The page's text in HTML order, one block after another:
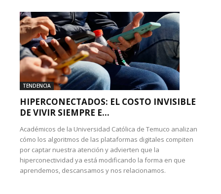
TENDENCIA
HIPERCONECTADOS: EL COSTO INVISIBLE
DE VIVIR SIEMPRE E...
Académicos de la Universidad Católica de Temuco analizan
cómo los algoritmos de las plataformas digitales compiten
por captar nuestra atención y advierten que la
hiperconectividad ya está modificando la forma en que
aprendemos, descansamos y nos relacionamos.